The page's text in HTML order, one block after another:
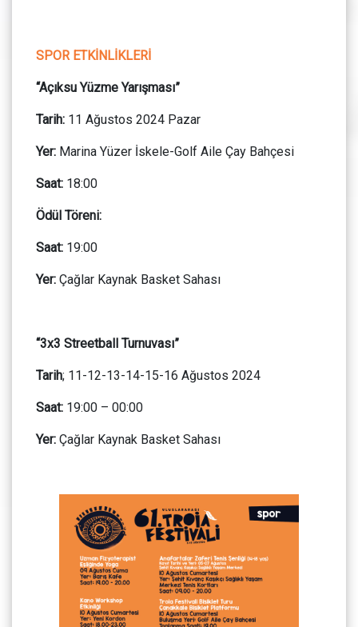
SPOR ETKİNLİKLERİ
“Açıksu Yüzme Yarışması”
Tarih: 11 Ağustos 2024 Pazar
Yer: Marina Yüzer İskele-Golf Aile Çay Bahçesi
Saat: 18:00
Ödül Töreni:
Saat: 19:00
Yer: Çağlar Kaynak Basket Sahası
“3x3 Streetball Turnuvası”
Tarih; 11-12-13-14-15-16 Ağustos 2024
Saat: 19:00 – 00:00
Yer: Çağlar Kaynak Basket Sahası